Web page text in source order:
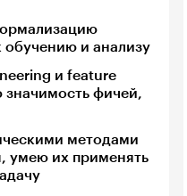
обучению и анализу
и feature
фичей,
методами
умею их применять